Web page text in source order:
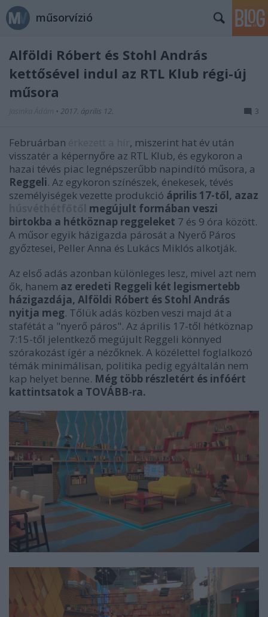
műsorvízió
Alföldi Róbert és Stohl András
kettősével indul az RTL Klub régi-új
műsora
• 2017. április 12. 3
Februárban
, miszerint hat év után
visszatér a képernyőre az RTL Klub, és egykoron a
hazai tévés piac legnépszerűbb napindító műsora, a
Reggeli. Az egykoron színészek, énekesek, tévés
személyiségek vezette produkció április 17-től, azaz
megújult formában veszi
birtokba a hétköznap reggeleket 7 és 9 óra között.
A műsor egyik házigazda párosát a Nyerő Páros
győztesei, Peller Anna és Lukács Miklós alkotják.
Az első adás azonban különleges lesz, mivel azt nem
ők, hanem az eredeti Reggeli két legismertebb
házigazdája, Alföldi Róbert és Stohl András
nyitja meg. Tőlük adás közben veszi majd át a
stafétát a "nyerő páros". Az április 17-től hétköznap
7:15-től jelentkező megújult Reggeli könnyed
szórakozást ígér a nézőknek. A közélettel foglalkozó
témák minimálisan, politika pedig egyáltalán nem
kap helyet benne. Még több részletért és infóért
kattintsatok a TOVÁBB-ra.